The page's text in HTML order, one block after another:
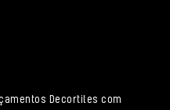
Decortiles com